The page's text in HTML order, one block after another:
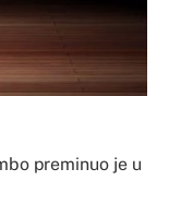
preminuo je u